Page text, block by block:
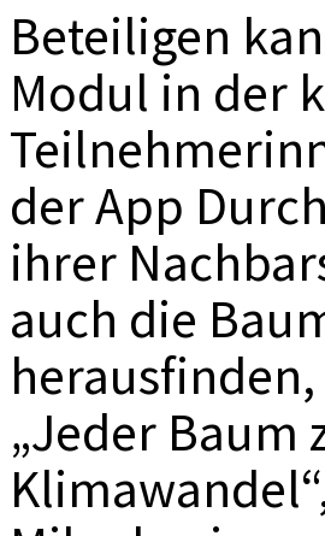
Beteiligen
Modul in der
der App
ihrer
auch die
„Jeder Baum